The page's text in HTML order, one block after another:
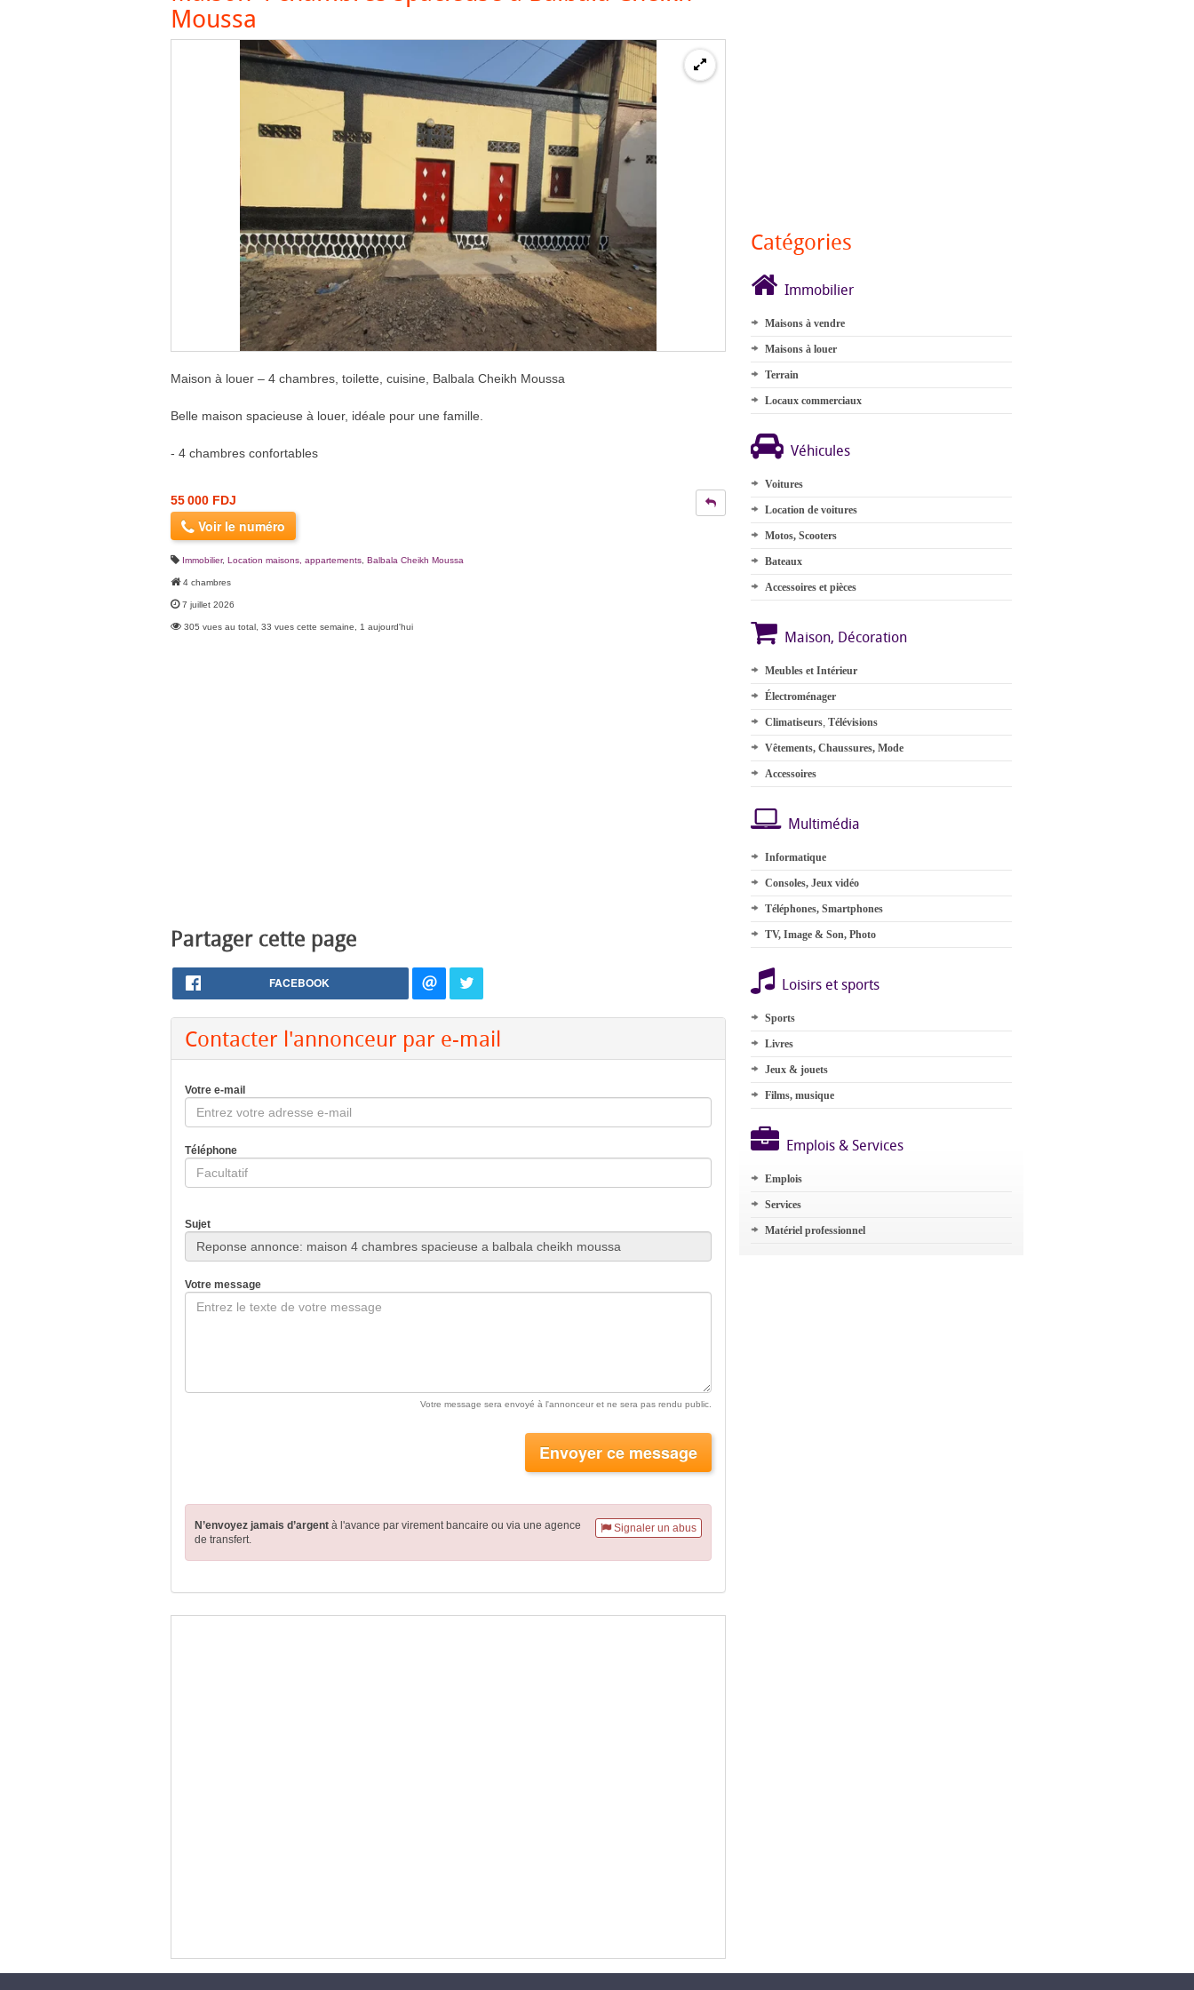
Moussa
Maison à louer – 4 chambres, toilette, cuisine, Balbala Cheikh Moussa
Belle maison spacieuse à louer, idéale pour une famille.
- 4 chambres confortables
55 000 FDJ
Voir le numéro
Immobilier, Location maisons, appartements Balbala Cheikh Moussa
4 chambres
7 juillet 2026
305 vues au total, 33 vues cette semaine, 1 aujourd'hui
Partager cette page
FACEBOOK
Contacter l'annonceur par e-mail
Votre e-mail
Téléphone
Sujet
Votre message
Votre message sera envoyé à l'annonceur et ne sera pas rendu public.
Envoyer ce message
Signaler un abus
N’envoyez jamais d’argent à l'avance par virement bancaire ou via une agence
de transfert.
Catégories
Immobilier
Maisons à vendre
Maisons à louer
Terrain
Locaux commerciaux
Véhicules
Voitures
Location de voitures
Motos, Scooters
Bateaux
Accessoires et pièces
Maison, Décoration
Meubles et Intérieur
Électroménager
Climatiseurs, Télévisions
Vêtements, Chaussures, Mode
Accessoires
Multimédia
Informatique
Consoles, Jeux vidéo
Téléphones, Smartphones
TV, Image & Son, Photo
Loisirs et sports
Sports
Livres
Jeux & jouets
Films, musique
Emplois & Services
Emplois
Services
Matériel professionnel